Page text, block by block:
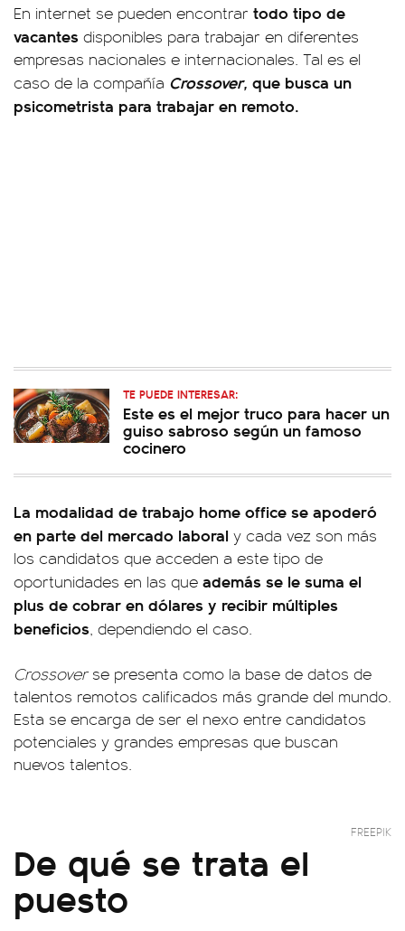
En internet se pueden encontrar todo tipo de
vacantes disponibles para trabajar en diferentes
empresas nacionales e internacionales. Tal es el
caso de la compañía Crossover, que busca un
psicometrista para trabajar en remoto.
TE PUEDE INTERESAR:
Este es el mejor truco para hacer un
guiso sabroso según un famoso
cocinero
La modalidad de trabajo home office se apoderó
en parte del mercado laboral y cada vez son más
los candidatos que acceden a este tipo de
oportunidades en las que además se le suma el
plus de cobrar en dólares y recibir múltiples
beneficios, dependiendo el caso.
Crossoverse presenta como la base de datos de
talentos remotos calificados más grande del mundo.
Esta se encarga de ser el nexo entre candidatos
potenciales y grandes empresas que buscan
nuevos talentos.
FREEPIK
De qué se trata el
puesto